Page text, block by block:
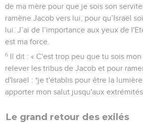
de ma mère pour que je sois son
ramène Jacob vers lui, pour qu’Israël
lui. J’ai de l’importance aux yeux de
est ma force.
6 Il dit : « C'est trop peu que tu sois
relever les tribus de Jacob et pour
d'Israël : *je t'établis pour être la
apporter mon salut jusqu'aux
Le grand retour des exilés